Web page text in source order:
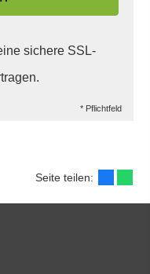
sichere SSL-
* Pflichtfeld
Seite teilen: